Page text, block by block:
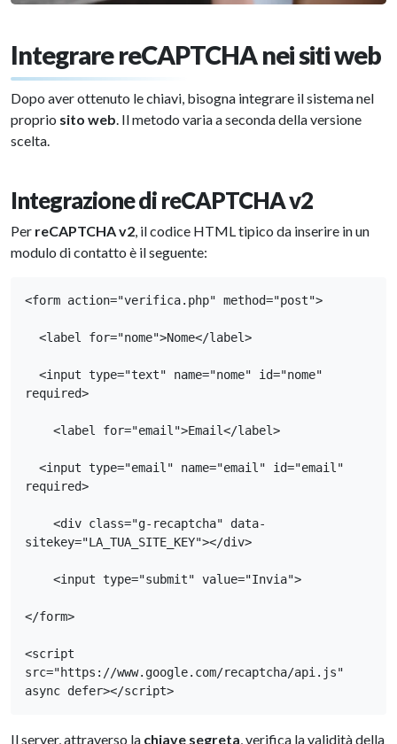
Integrare reCAPTCHA nei siti web
Dopo aver ottenuto le chiavi, bisogna integrare il sistema nel
proprio sito web . Il metodo varia a seconda della versione
scelta.
Integrazione di reCAPTCHA v2
Per reCAPTCHA v2 , il codice HTML tipico da inserire in un
modulo di contatto è il seguente:
<form action="verifica.php" method="post">
<label for="nome">Nome</label>
<input type="text" name="nome" id="nome"
required>
<label for="email">Email</label>
<input type="email" name="email" id="email"
required>
<div class="g-recaptcha" data-
sitekey="LA_TUA_SITE_KEY"></div>
<input type="submit" value="Invia">
</form>
<script
src="https://www.google.com/recaptcha/api.js"
async defer></script>
Il server, attraverso la chiave segreta , verifica la validità della